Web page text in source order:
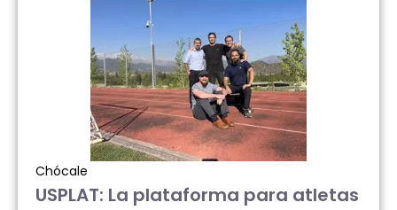
Chócale
USPLAT: La plataforma para atletas